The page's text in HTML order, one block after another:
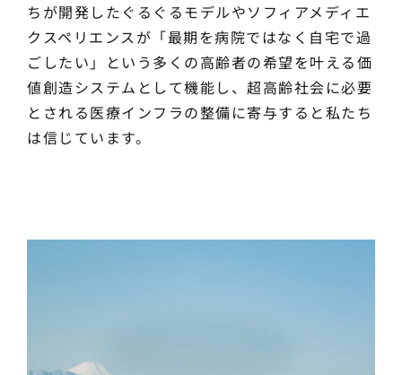
ちが開発したぐるぐるモデルやソフィアメディエ
クスペリエンスが「最期を病院ではなく自宅で過
ごしたい」という多くの高齢者の希望を叶える価
値創造システムとして機能し、超高齢社会に必要
とされる医療インフラの整備に寄与すると私たち
は信じています。